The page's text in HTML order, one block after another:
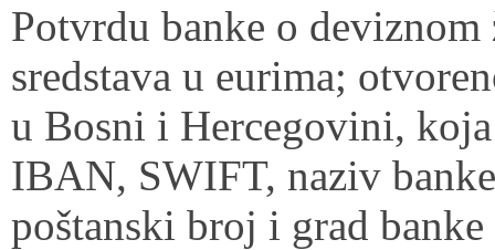
Potvrdu banke o
sredstava u eurima;
u Bosni i Hercegovini,
IBAN, SWIFT, naziv
poštanski broj i grad